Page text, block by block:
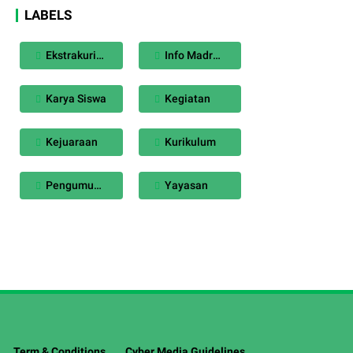
LABELS
Ekstrakurikuler Info Madrasah
Karya Siswa Kegiatan
Kejuaraan Kurikulum
Pengumuman Yayasan